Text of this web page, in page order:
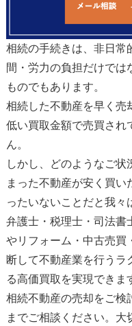
相続の手続きは、非日常
間・労力の負担だけでは
ものでもあります。
相続した不動産を早く売
低い買取金額で売買され
ん。
しかし、どのようなご
まった不動産が安く買い
ったいないことだと我々
弁護士・税理士・司法書
やリフォーム・中古売買
断して不動産業を行うラ
る高価買取を実現できま
相続不動産の売却をご検
までご相談ください。